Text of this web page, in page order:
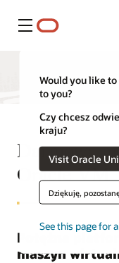
Menu
Would you like
to you?
Czy chcesz
kraju?
Visit Oracle
Dziękuję,
See this page for
Darmowa
Oracle VM
Potężna
maszyn